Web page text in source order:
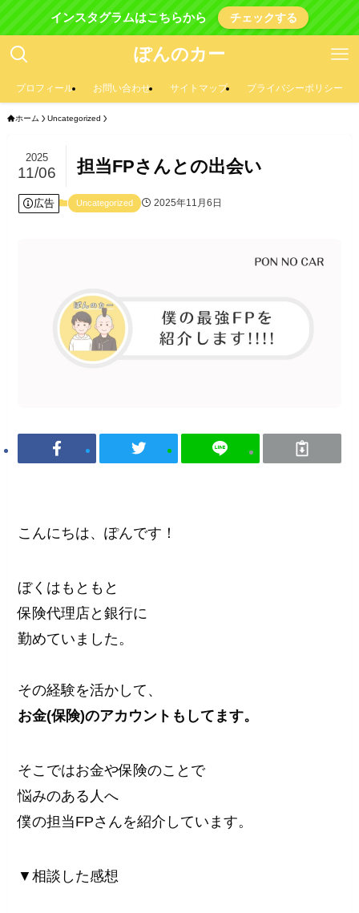
インスタグラムはこちらから チェックする
ぽんのカー
プロフィール お問い合わせ サイトマップ プライバシーポリシー
ホーム Uncategorized
担当FPさんとの出会い
2025
11/06
広告 Uncategorized 2025年11月6日
こんにちは、ぽんです！
ぼくはもともと
保険代理店と銀行に
勤めていました。
その経験を活かして、
お金(保険)のアカウントもしてます。
そこではお金や保険のことで
悩みのある人へ
僕の担当FPさんを紹介しています。
▼相談した感想